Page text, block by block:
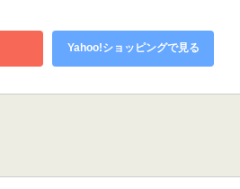
Yahoo!ショッピングで見る